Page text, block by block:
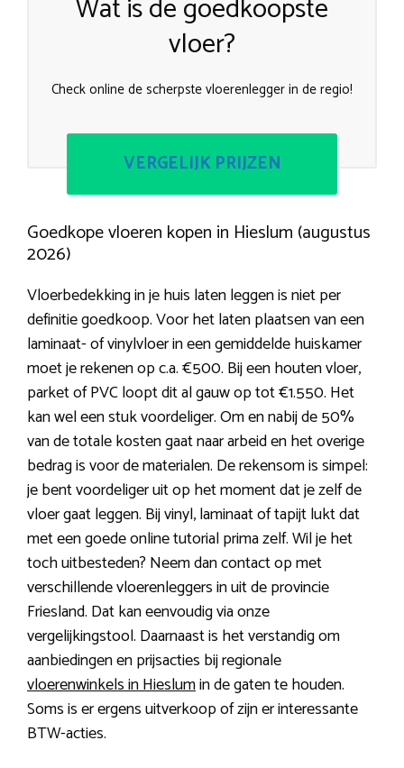
Wat is de goedkoopste
vloer?
Check online de scherpste vloerenlegger in de regio!
VERGELIJK PRIJZEN
Goedkope vloeren kopen in Hieslum (augustus
2026)
Vloerbedekking in je huis laten leggen is niet per
definitie goedkoop. Voor het laten plaatsen van een
laminaat- of vinylvloer in een gemiddelde huiskamer
moet je rekenen op c.a. €500. Bij een houten vloer,
parket of PVC loopt dit al gauw op tot €1.550. Het
kan wel een stuk voordeliger. Om en nabij de 50%
van de totale kosten gaat naar arbeid en het overige
bedrag is voor de materialen. De rekensom is simpel:
je bent voordeliger uit op het moment dat je zelf de
vloer gaat leggen. Bij vinyl, laminaat of tapijt lukt dat
met een goede online tutorial prima zelf. Wil je het
toch uitbesteden? Neem dan contact op met
verschillende vloerenleggers in uit de provincie
Friesland. Dat kan eenvoudig via onze
vergelijkingstool. Daarnaast is het verstandig om
aanbiedingen en prijsacties bij regionale
vloerenwinkels in Hieslumin de gaten te houden.
Soms is er ergens uitverkoop of zijn er interessante
BTW-acties.